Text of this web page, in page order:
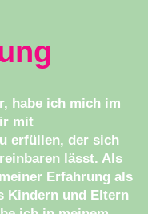
habe ich mich im
mit
erfüllen, der sich
lässt. Als
Erfahrung als
Kindern und Eltern